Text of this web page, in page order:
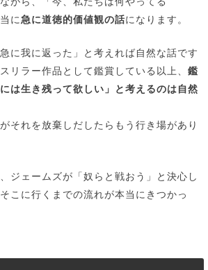
に急に道徳的価値観の話になります。
に我に返った」と考えれば自然な話です
リラー作品として鑑賞している以上、 鑑
は生き残って欲しい」と考えるのは自然
それを放棄しだしたらもう行き場があり
ジェームズが「奴らと戦おう」と決心し
こに行くまでの流れが本当にきつかっ